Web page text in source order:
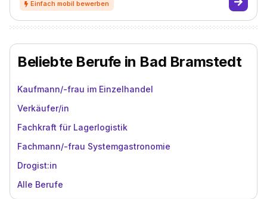
Beliebte Berufe in Bad Bramstedt
Kaufmann/-frau im Einzelhandel
Verkäufer/in
Fachkraft für Lagerlogistik
Fachmann/-frau Systemgastronomie
Drogist:in
Alle Berufe